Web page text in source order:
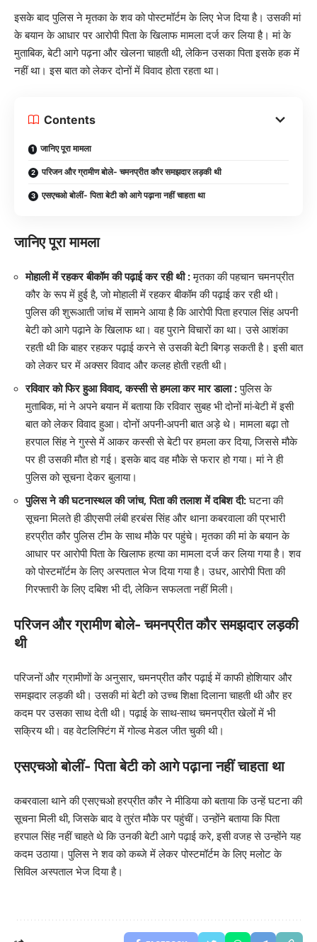
इसके बाद पुलिस ने मृतका के शव को पोस्टमॉर्टम के लिए भेज दिया है। उसकी मां
के बयान के आधार पर आरोपी पिता के खिलाफ मामला दर्ज कर लिया है। मां के
मुताबिक, बेटी आगे पढ़ना और खेलना चाहती थी, लेकिन उसका पिता इसके हक में
नहीं था। इस बात को लेकर दोनों में विवाद होता रहता था।
Contents
जानिए पूरा मामला
परिजन और ग्रामीण बोले- चमनप्रीत कौर समझदार लड़की थी
एसएचओ बोलीं- पिता बेटी को आगे पढ़ाना नहीं चाहता था
जानिए पूरा मामला
मोहाली में रहकर बीकॉम की पढ़ाई कर रही थी :मृतका की पहचान चमनप्रीत
कौर के रूप में हुई है, जो मोहाली में रहकर बीकॉम की पढ़ाई कर रही थी।
पुलिस की शुरूआती जांच में सामने आया है कि आरोपी पिता हरपाल सिंह अपनी
बेटी को आगे पढ़ाने के खिलाफ था। वह पुराने विचारों का था। उसे आशंका
रहती थी कि बाहर रहकर पढ़ाई करने से उसकी बेटी बिगड़ सकती है। इसी बात
को लेकर घर में अक्सर विवाद और कलह होती रहती थी।
रविवार को फिर हुआ विवाद, कस्सी से हमला कर मार डाला :पुलिस के
मुताबिक, मां ने अपने बयान में बताया कि रविवार सुबह भी दोनों मां-बेटी में इसी
बात को लेकर विवाद हुआ। दोनों अपनी-अपनी बात अड़े थे। मामला बढ़ा तो
हरपाल सिंह ने गुस्से में आकर कस्सी से बेटी पर हमला कर दिया, जिससे मौके
पर ही उसकी मौत हो गई। इसके बाद वह मौके से फरार हो गया। मां ने ही
पुलिस को सूचना देकर बुलाया।
पुलिस ने की घटनास्थल की जांच, पिता की तलाश में दबिश दी:घटना की
सूचना मिलते ही डीएसपी लंबी हरबंस सिंह और थाना कबरवाला की प्रभारी
हरप्रीत कौर पुलिस टीम के साथ मौके पर पहुंचे। मृतका की मां के बयान के
आधार पर आरोपी पिता के खिलाफ हत्या का मामला दर्ज कर लिया गया है। शव
को पोस्टमॉर्टम के लिए अस्पताल भेज दिया गया है। उधर, आरोपी पिता की
गिरफ्तारी के लिए दबिश भी दी, लेकिन सफलता नहीं मिली।
परिजन और ग्रामीण बोले- चमनप्रीत कौर समझदार लड़की
थी
परिजनों और ग्रामीणों के अनुसार, चमनप्रीत कौर पढ़ाई में काफी होशियार और
समझदार लड़की थी। उसकी मां बेटी को उच्च शिक्षा दिलाना चाहती थी और हर
कदम पर उसका साथ देती थी। पढ़ाई के साथ-साथ चमनप्रीत खेलों में भी
सक्रिय थी। वह वेटलिफ्टिंग में गोल्ड मेडल जीत चुकी थी।
एसएचओ बोलीं- पिता बेटी को आगे पढ़ाना नहीं चाहता था
कबरवाला थाने की एसएचओ हरप्रीत कौर ने मीडिया को बताया कि उन्हें घटना की
सूचना मिली थी, जिसके बाद वे तुरंत मौके पर पहुंचीं। उन्होंने बताया कि पिता
हरपाल सिंह नहीं चाहते थे कि उनकी बेटी आगे पढ़ाई करे, इसी वजह से उन्होंने यह
कदम उठाया। पुलिस ने शव को कब्जे में लेकर पोस्टमॉर्टम के लिए मलोट के
सिविल अस्पताल भेज दिया है।